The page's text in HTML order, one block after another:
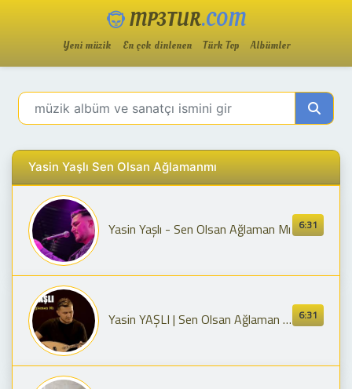
MP3TUR.COM
Yeni müzik En çok dinlenen Türk Top Albümler
Yasin Yaşlı Sen Olsan Ağlamanmı
6:31
Yasin Yaşlı - Sen Olsan Ağlaman Mı
6:31
Yasin YAŞLI | Sen Olsan Ağlaman mı (Official Audio)